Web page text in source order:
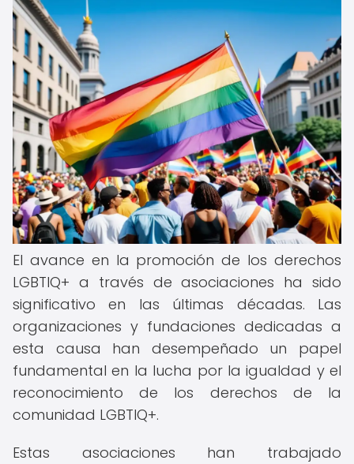
El avance en la promoción de los derechos
LGBTIQ+ a través de asociaciones ha sido
significativo en las últimas décadas. Las
organizaciones y fundaciones dedicadas a
esta causa han desempeñado un papel
fundamental en la lucha por la igualdad y el
reconocimiento de los derechos de la
comunidad LGBTIQ+.
Estas asociaciones han trabajado